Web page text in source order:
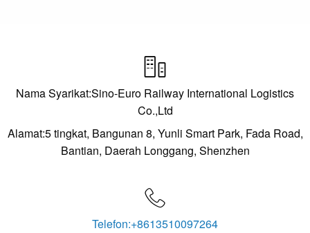

Nama Syarikat:Sino-Euro Railway International Logistics
Co.,Ltd
Alamat:5 tingkat, Bangunan 8, Yunli Smart Park, Fada Road,
Bantian, Daerah Longgang, Shenzhen

Telefon:+8613510097264